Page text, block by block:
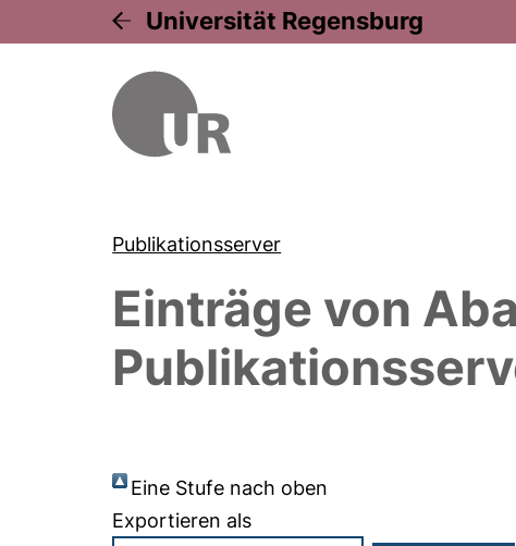
Universität Regensburg
Publikationsserver
Einträge von
Eine Stufe nach oben
Exportieren als